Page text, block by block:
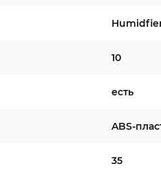
10
есть
ABS-
35